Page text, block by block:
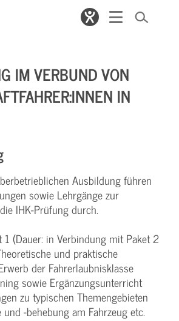
IM VERBUND VON
IN
Ausbildung führen
sowie Lehrgänge zur
IHK-Prüfung durch.
(Dauer: in Verbindung mit Paket 2
und praktische
der Fahrerlaubnisklasse
sowie Ergänzungsunterricht
zu typischen Themengebieten
-behebung am Fahrzeug etc.